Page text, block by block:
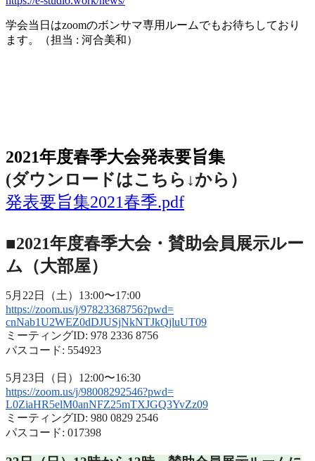
学会当日はzoomのボンサマ専用ルームでもお待ちしており
ます。（担当 : 河合美和）
2021年度春季大会発表要旨集
(ダウンロードはこちら↓から ）
発表要旨集2021春季.pdf
■2021年度春季大会・賛助会員展示ルー
ム（大部屋）
5月22日（土）13:00〜17:00
https://zoom.us/j/97823368756?pwd=
cnNab1U2WEZ0dDJUSjNkNTJkQjluUT09
ミーティングID: 978 2336 8756
パスコード: 554923
5月23日（日）12:00〜16:30
https://zoom.us/j/98008292546?pwd=
L0ZiaHR5elM0anNFZ25mTXJGQ3YvZz09
ミーティングID: 980 0829 2546
パスコード: 017398